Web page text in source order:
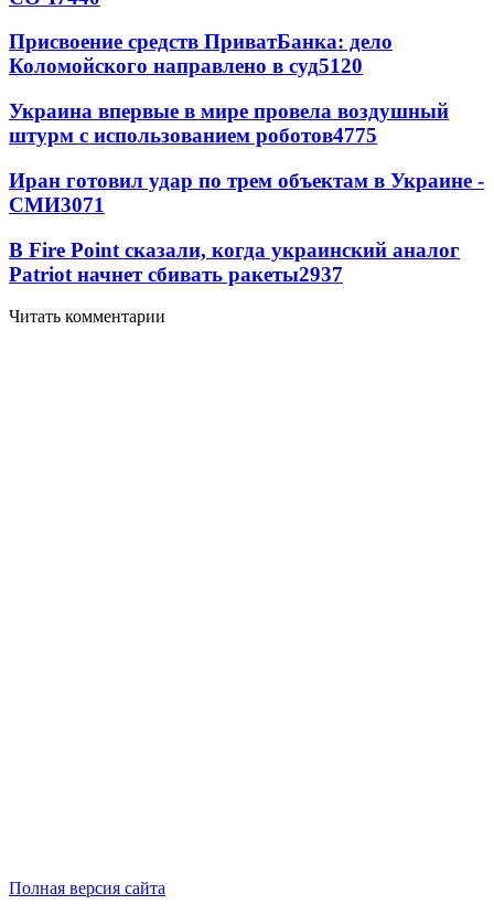
Присвоение средств ПриватБанка: дело
Коломойского направлено в суд5120
Украина впервые в мире провела воздушный
штурм с использованием роботов4775
Иран готовил удар по трем объектам в Украине -
СМИ3071
В Fire Point сказали, когда украинский аналог
Patriot начнет сбивать ракеты2937
Читать комментарии
Полная версия сайта